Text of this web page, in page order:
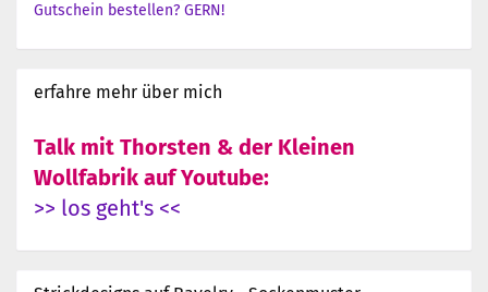
Gutschein bestellen? GERN!
erfahre mehr über mich
Talk mit Thorsten & der Kleinen
Wollfabrik auf Youtube:
>> los geht's <<